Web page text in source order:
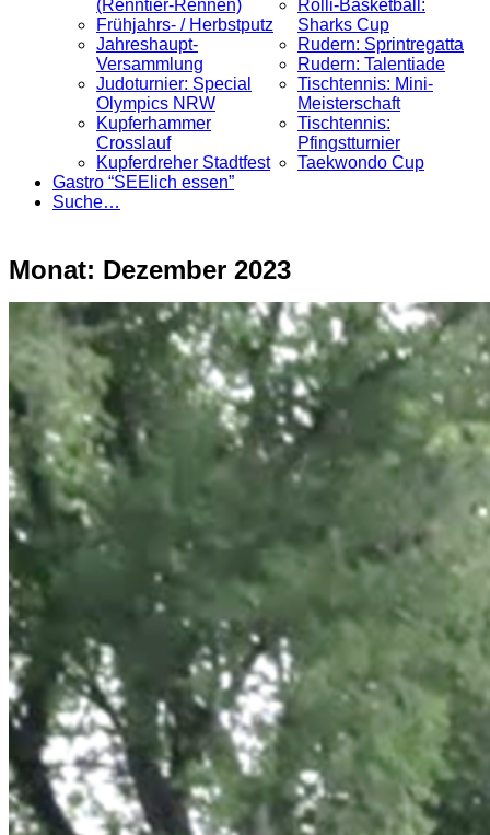
(Renntier-Rennen)
Frühjahrs- / Herbstputz
Jahreshaupt-
Versammlung
Judoturnier: Special
Olympics NRW
Kupferhammer
Crosslauf
Kupferdreher Stadtfest
Rolli-Basketball:
Sharks Cup
Rudern: Sprintregatta
Rudern: Talentiade
Tischtennis: Mini-
Meisterschaft
Tischtennis:
Pfingstturnier
Taekwondo Cup
Gastro “SEElich essen”
Suche…
Monat: Dezember 2023